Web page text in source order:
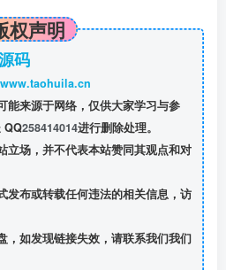
权声明
码
能来源于网络，仅供大家学习与参
QQ258414014进行删除处理。
立场，并不代表本站赞同其观点和对
发布或转载任何违法的相关信息，访
，如发现链接失效，请联系我们我们